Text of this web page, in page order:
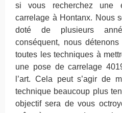
si vous recherchez une
carrelage à Hontanx. Nous
doté de plusieurs
conséquent, nous
toutes les techniques à
une pose de carrelage
l’art. Cela peut s’agir de
technique beaucoup plus
objectif sera de vous